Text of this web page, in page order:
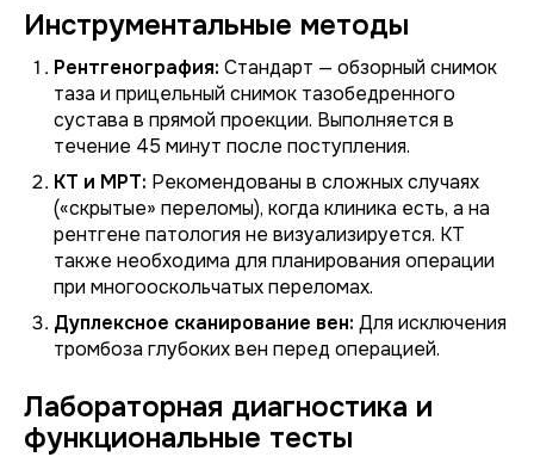
Инструментальные методы
Рентгенография: Стандарт — обзорный снимок
таза и прицельный снимок тазобедренного
сустава в прямой проекции. Выполняется в
течение 45 минут после поступления.
КТ и МРТ: Рекомендованы в сложных случаях
(«скрытые» переломы), когда клиника есть, а на
рентгене патология не визуализируется. КТ
также необходима для планирования операции
при многооскольчатых переломах.
Дуплексное сканирование вен: Для исключения
тромбоза глубоких вен перед операцией.
Лабораторная диагностика и
функциональные тесты